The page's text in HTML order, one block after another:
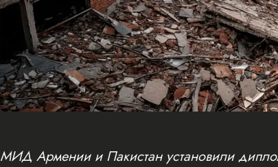
МИД Армении и Пакистан установили